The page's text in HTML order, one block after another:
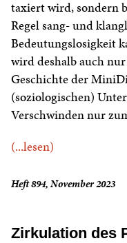
taxiert wird, sondern
Regel sang- und
Bedeutungslosigkeit
wird deshalb auch
Geschichte der
(soziologischen)
Verschwinden nur
(...lesen)
Heft 894, November 2023
Zirkulation des